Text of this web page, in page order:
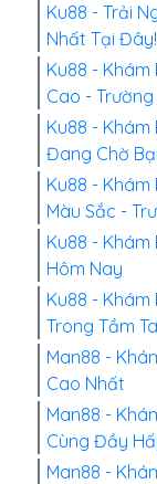
Ku88 - Trải
Nhất Tại
Ku88 - Khám
Cao -
Ku88 - Khám
Đang Chờ
Ku88 - Khám
Màu Sắc -
Ku88 - Khám
Hôm Nay
Ku88 - Khám
Trong Tầm
Man88 -
Cao Nhất
Man88 -
Cùng Đầy
Man88 -